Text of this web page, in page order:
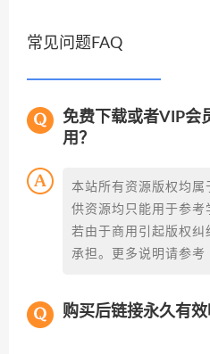
常见问题FAQ
免费下载或者VIP会
用？
本站所有资源版权均属
供资源均只能用于参考
若由于商用引起版权
承担。更多说明请参考
购买后链接永久有效